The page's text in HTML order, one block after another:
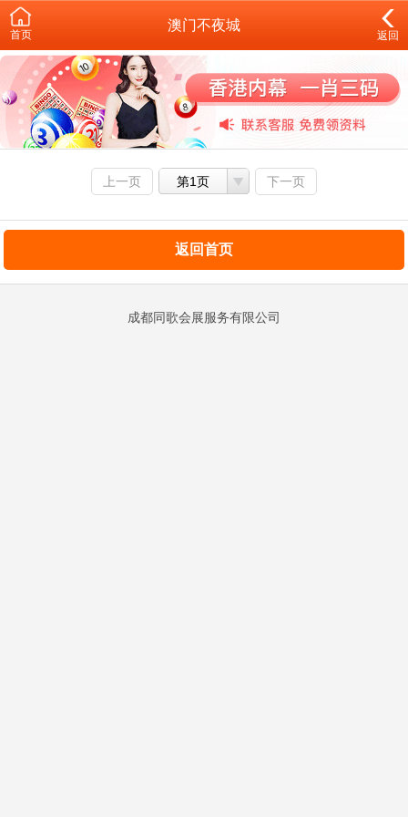
首页
澳门不夜城
返回
上一页 第1页 下一页
返回首页
成都同歌会展服务有限公司